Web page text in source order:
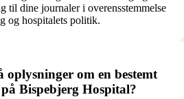
til dine journaler i overensstemmelse
og hospitalets politik.
om en bestemt
Bispebjerg Hospital?